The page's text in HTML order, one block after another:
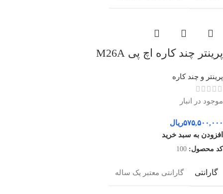
پرینتر چند کاره اچ پی M26A
پرینتر و چند کاره
موجود در انبار
۵۷۵,۵۰۰,۰۰۰ریال
افزودن به سبد خرید
کد محصول: 100
گارانتی گارانتی معتبر یک ساله